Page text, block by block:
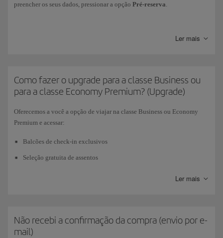
preencher os seus dados, pressionar a opção Pré-reserva.
tempo exibido, e você poderá concluir a compra do bilhete dentro desse
reserva será cancelada automaticamente assim que o período de tempo
máximo expirar.
Você pode usar esse serviço em países nos quais estiver disponível, nos
voos do Grupo Iberia
em reservas que incluam voos de ambas as companhias. Lembre-se de
em relação ao horário de partida do voo.
Em alguns países, as condições de compra não permitem que os bilhetes
Consulte a nossa página de informações sobre a Pré-reservado seu país.
Ler mais
Como fazer o upgrade para a classe Business ou
para a classe Economy Premium? (Upgrade)
Oferecemos a você a opção de viajar na classe Business ou Economy
Premium e acessar:
Balcões de check-in exclusivos
Seleção gratuita de assentos
etc.
Prioridade na entrega de bagagem
Ler mais
Não recebi a confirmação da compra (envio por e-
mail)